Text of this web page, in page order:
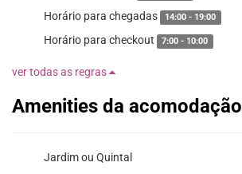
Horário para chegadas 14:00 - 19:00
Horário para checkout 7:00 - 10:00
ver todas as regras
Amenities da acomodação
Jardim ou Quintal